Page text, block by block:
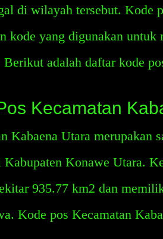
di wilayah tersebut. Kode
kode yang digunakan
Berikut adalah daftar kode
Kecamatan
Kabaena Utara merupakan
Kabupaten Konawe Utara.
935.77 km2 dan
Kode pos Kecamatan